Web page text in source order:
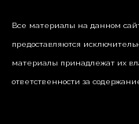
Все материалы на данном
предоставляются
материалы принадлежат их
ответственности за